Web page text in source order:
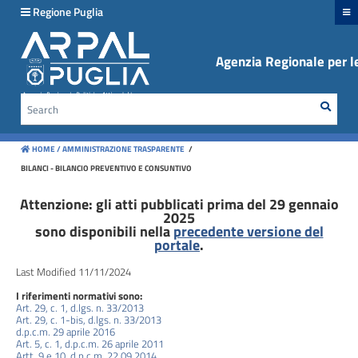
Regione Puglia
Agenzia Regionale per
HOME /AMMINISTRAZIONE TRASPARENTE /
BILANCI - BILANCIO PREVENTIVO E CONSUNTIVO
Attenzione: gli atti pubblicati prima del 29 gennaio
2025
sono disponibili nellaprecedente versione del
portale.
Last Modified 11/11/2024
I riferimenti normativi sono:
Art. 29, c. 1, d.lgs. n. 33/2013
Art. 29, c. 1-bis, d.lgs. n. 33/2013
d.p.c.m. 29 aprile 2016
Art. 5, c. 1, d.p.c.m. 26 aprile 2011
menu
Disposizioni
generali
Organizzazione
Consulenti
collaboratori
Personale
Bandi
di
concorso